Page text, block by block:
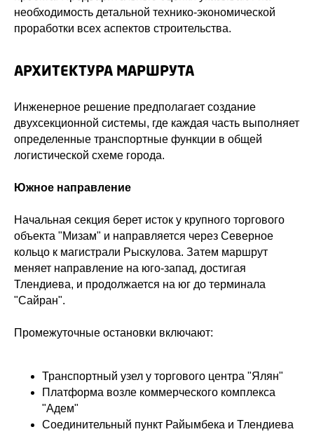
необходимость детальной технико-экономической
проработки всех аспектов строительства.
АРХИТЕКТУРА МАРШРУТА
Инженерное решение предполагает создание
двухсекционной системы, где каждая часть выполняет
определенные транспортные функции в общей
логистической схеме города.
Южное направление
Начальная секция берет исток у крупного торгового
объекта "Мизам" и направляется через Северное
кольцо к магистрали Рыскулова. Затем маршрут
меняет направление на юго-запад, достигая
Тлендиева, и продолжается на юг до терминала
"Сайран".
Промежуточные остановки включают:
Транспортный узел у торгового центра "Ялян"
Платформа возле коммерческого комплекса
"Адем"
Соединительный пункт Райымбека и Тлендиева